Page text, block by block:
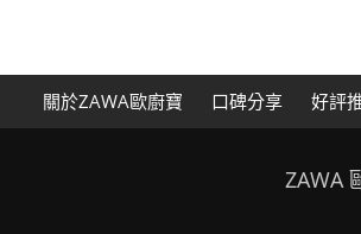
關於ZAWA歐廚寶 口碑分享 好評
ZAWA